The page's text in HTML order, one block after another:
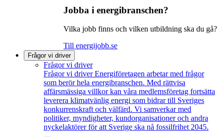
Jobba i energibranschen?
Vilka jobb finns och vilken utbildning ska du gå?
Till energijobb.se
Frågor vi driver
Frågor vi driver
Frågor vi driver Energiföretagen arbetar med frågor
som berör hela energibranschen. Med rättvisa
affärsmässiga villkor kan våra medlemsföretag fortsätta
leverera klimatvänlig energi som bidrar till Sveriges
konkurrenskraft och välfärd. Vi samverkar med
politiker, myndigheter, kundorganisationer och andra
nyckelaktörer för att Sverige ska nå fossilfrihet 2045.